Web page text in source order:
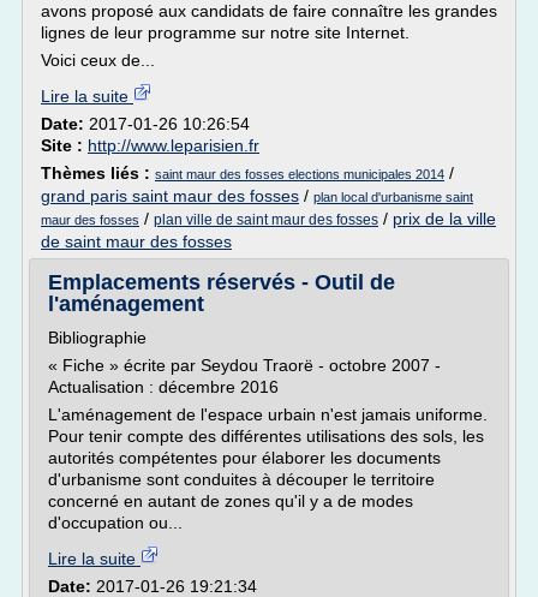
avons proposé aux candidats de faire connaître les grandes
lignes de leur programme sur notre site Internet.
Voici ceux de...
Lire la suite
Date: 2017-01-26 10:26:54
Site : http://www.leparisien.fr
Thèmes liés : saint maur des fosses elections municipales 2014 /
grand paris saint maur des fosses / plan local d'urbanisme saint
maur des fosses / plan ville de saint maur des fosses / prix de la ville
de saint maur des fosses
Emplacements réservés - Outil de
l'aménagement
Bibliographie
« Fiche » écrite par Seydou Traorë - octobre 2007 -
Actualisation : décembre 2016
L'aménagement de l'espace urbain n'est jamais uniforme.
Pour tenir compte des différentes utilisations des sols, les
autorités compétentes pour élaborer les documents
d'urbanisme sont conduites à découper le territoire
concerné en autant de zones qu'il y a de modes
d'occupation ou...
Lire la suite
Date: 2017-01-26 19:21:34